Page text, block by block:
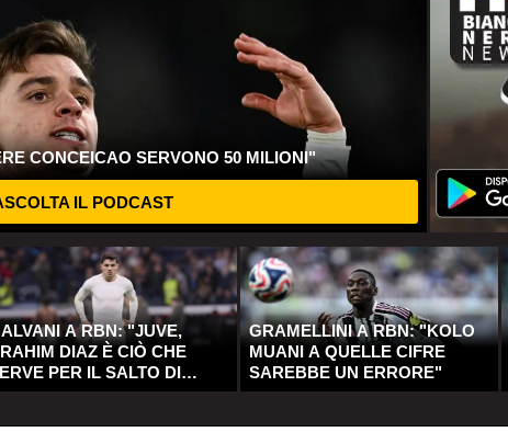
CONCEICAO SERVONO 50 MILIONI"
IL PODCAST
A RBN: "JUVE,
DIAZ È CIÒ CHE
PER IL SALTO DI
GRAMELLINI A RBN: "KOLO
MUANI A QUELLE CIFRE
SAREBBE UN ERRORE"